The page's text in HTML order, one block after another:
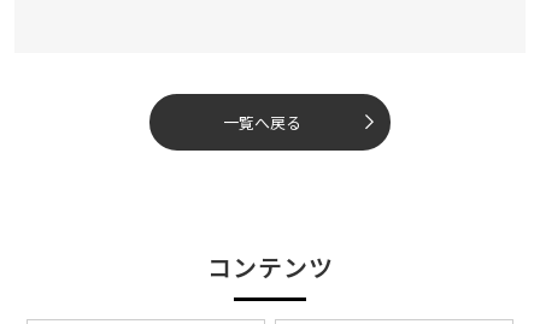
一覧へ戻る
コンテンツ